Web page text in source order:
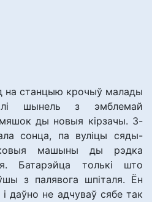
на станцыю крочыў малады
шынель з эмблемай
ды новыя кірзачы. З-
сонца, па вуліцы сяды-
машыны ды рэдка
Батарэйца толькі што
з палявога шпіталя. Ён
даўно не адчуваў сябе так